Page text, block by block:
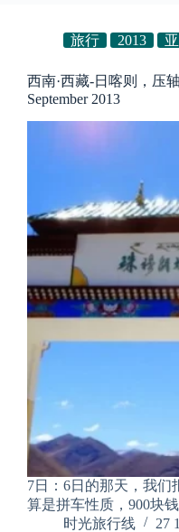
旅行 2013
西南·西藏-日喀则，压
September 2013
7日：6日的那天，我们
算是拼车性质，900块
时光旅行线
27